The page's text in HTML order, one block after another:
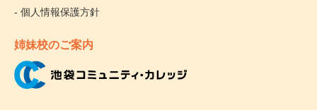
- 個人情報保護方針
姉妹校のご案内